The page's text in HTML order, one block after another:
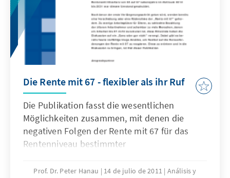
Die Rente mit 67 - flexibler als ihr Ruf
Die Publikation fasst die wesentlichen
Möglichkeiten zusammen, mit denen die
negativen Folgen der Rente mit 67 für das
Rentenniveau bestimmter
ausgeglichen werden können. Dabei werden
Prof. Dr. Peter Hanau 14 de julio de 2011
Análisis y